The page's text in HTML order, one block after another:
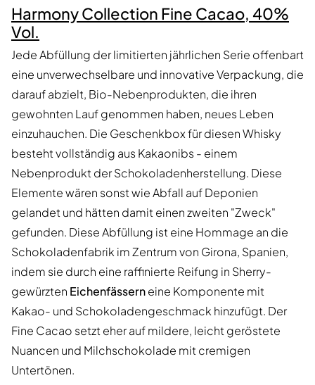
Harmony Collection Fine Cacao, 40%
Vol.
Jede Abfüllung der limitierten jährlichen Serie offenbart
eine unverwechselbare und innovative Verpackung, die
darauf abzielt, Bio-Nebenprodukten, die ihren
gewohnten Lauf genommen haben, neues Leben
einzuhauchen. Die Geschenkbox für diesen Whisky
besteht vollständig aus Kakaonibs - einem
Nebenprodukt der Schokoladenherstellung. Diese
Elemente wären sonst wie Abfall auf Deponien
gelandet und hätten damit einen zweiten "Zweck"
gefunden. Diese Abfüllung ist eine Hommage an die
Schokoladenfabrik im Zentrum von Girona, Spanien,
indem sie durch eine raffinierte Reifung in Sherry-
gewürzten Eichenfässerneine Komponente mit
Kakao- und Schokoladengeschmack hinzufügt. Der
Fine Cacao setzt eher auf mildere, leicht geröstete
Nuancen und Milchschokolade mit cremigen
Untertönen.